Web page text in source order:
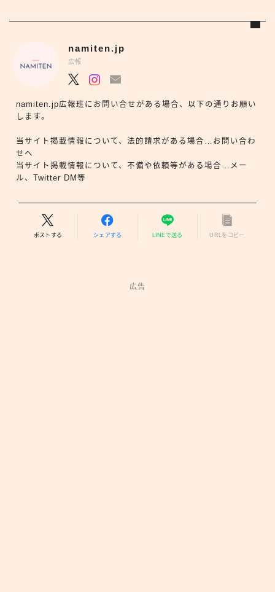
namiten.jp
広報
namiten.jp広報班にお問い合せがある場合、以下の通りお願い
します。
当サイト掲載情報について、法的請求がある場合…お問い合わ
せへ
当サイト掲載情報について、不備や依頼等がある場合…メー
ル、Twitter DM等
ポストする シェアする LINEで送る URLをコピー
広告